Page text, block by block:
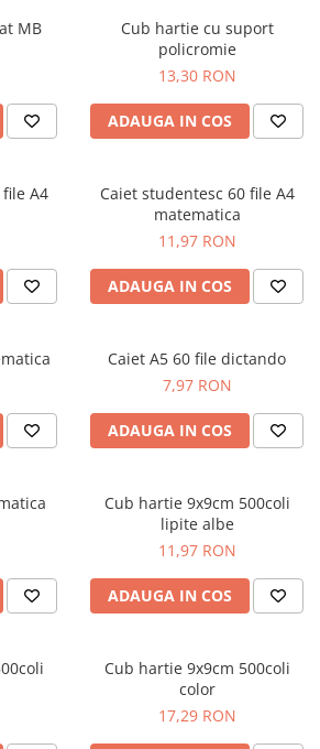
MB
Cub hartie cu suport
policromie
13,30 RON
ADAUGA IN COS
A4
Caiet studentesc 60 file A4
matematica
11,97 RON
ADAUGA IN COS
Caiet A5 60 file dictando
7,97 RON
ADAUGA IN COS
Cub hartie 9x9cm 500coli
lipite albe
11,97 RON
ADAUGA IN COS
Cub hartie 9x9cm 500coli
color
17,29 RON